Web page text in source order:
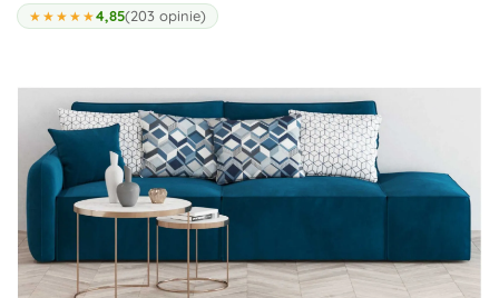
★★★★★4,85(203 opinie)